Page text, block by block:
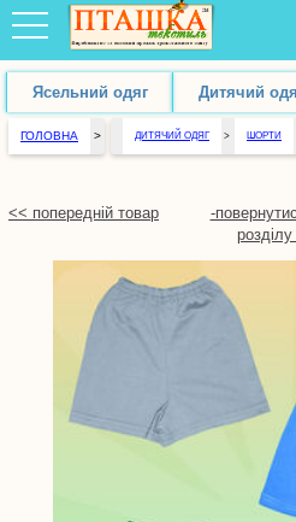
Ясельний одяг Дитячий
ГОЛОВНА > ДИТЯЧИЙ ОДЯГ > ШОРТИ
<< попередній товар
-
розділу